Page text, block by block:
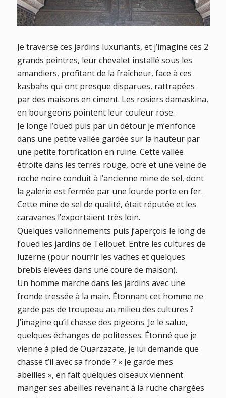
Je traverse ces jardins luxuriants, et j’imagine ces 2
grands peintres, leur chevalet installé sous les
amandiers, profitant de la fraîcheur, face à ces
kasbahs qui ont presque disparues, rattrapées
par des maisons en ciment. Les rosiers damaskina,
en bourgeons pointent leur couleur rose.
Je longe l’oued puis par un détour je m’enfonce
dans une petite vallée gardée sur la hauteur par
une petite fortification en ruine. Cette vallée
étroite dans les terres rouge, ocre et une veine de
roche noire conduit à l’ancienne mine de sel, dont
la galerie est fermée par une lourde porte en fer.
Cette mine de sel de qualité, était réputée et les
caravanes l’exportaient très loin.
Quelques vallonnements puis j’aperçois le long de
l’oued les jardins de Tellouet. Entre les cultures de
luzerne (pour nourrir les vaches et quelques
brebis élevées dans une coure de maison).
Un homme marche dans les jardins avec une
fronde tressée à la main. Étonnant cet homme ne
garde pas de troupeau au milieu des cultures ?
J’imagine qu’il chasse des pigeons. Je le salue,
quelques échanges de politesses. Étonné que je
vienne à pied de Ouarzazate, je lui demande que
chasse t’il avec sa fronde ? « Je garde mes
abeilles », en fait quelques oiseaux viennent
manger ses abeilles revenant à la ruche chargées